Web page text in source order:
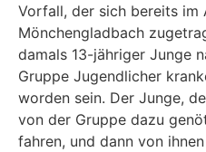
Vorfall, der sich bereits im
Mönchengladbach
damals 13-jähriger Junge
Gruppe Jugendlicher
worden sein. Der Junge,
von der Gruppe dazu
fahren, und dann von